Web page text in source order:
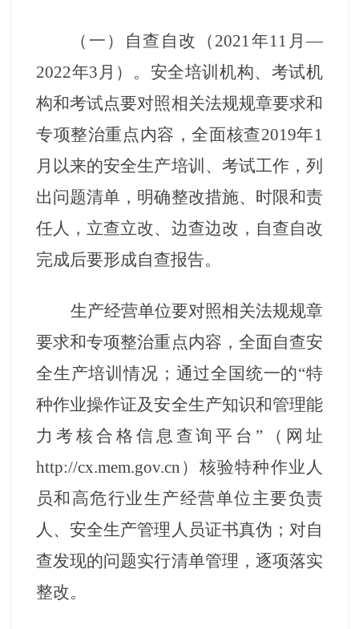
（一）自查自改（ 2021年11月—
2022年3月）。 安全培训机构、考试机
构和考试点要对照相关法规规章要求和
专项整治重点内容，全面核查2019年1
月以来的安全生产培训、考试工作，列
出问题清单，明确整改措施、时限和责
任人，立查立改、边查边改，自查自改
完成后要形成自查报告。
生产经营单位要对照相关法规规章
要求和专项整治重点内容，全面自查安
全生产培训情况；通过全国统一的“特
种作业操作证及安全生产知识和管理能
力考核合格信息查询平台”（网址
http://cx.mem.gov.cn）核验特种作业人
员和高危行业生产经营单位主要负责
人、安全生产管理人员证书真伪；对自
查发现的问题实行清单管理，逐项落实
整改。